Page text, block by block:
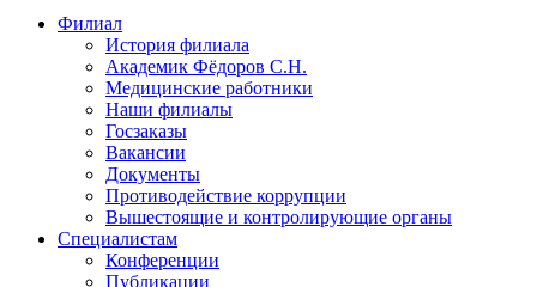
Филиал
История филиала
Академик Фёдоров С.Н.
Медицинские работники
Наши филиалы
Госзаказы
Вакансии
Документы
Противодействие коррупции
Вышестоящие и контролирующие органы
Специалистам
Конференции
Публикации